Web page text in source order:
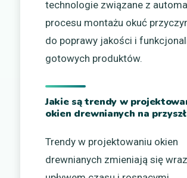
technologie związane z
procesu montażu okuć
do poprawy jakości i
gotowych produktów.
Jakie są trendy w
okien drewnianych na
Trendy w projektowaniu okien
drewnianych zmieniają się